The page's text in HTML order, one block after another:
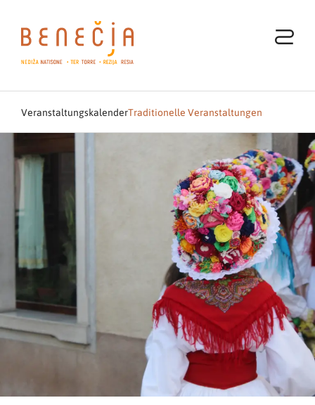
VeranstaltungskalenderTraditionelle Veranstaltungen